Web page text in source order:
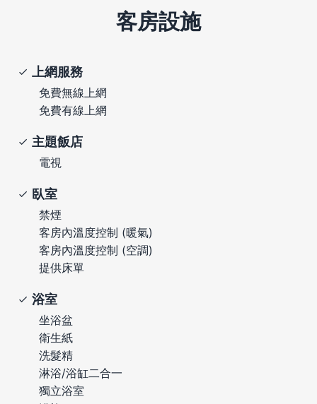
客房設施
上網服務
免費無線上網
免費有線上網
主題飯店
電視
臥室
禁煙
客房內溫度控制 (暖氣)
客房內溫度控制 (空調)
提供床單
浴室
坐浴盆
衛生紙
洗髮精
淋浴/浴缸二合一
獨立浴室